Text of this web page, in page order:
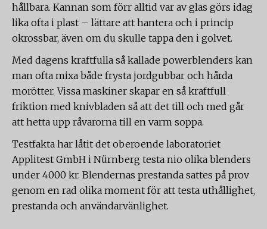
hållbara. Kannan som förr alltid var av glas görs idag
lika ofta i plast – lättare att hantera och i princip
okrossbar, även om du skulle tappa den i golvet.
Med dagens kraftfulla så kallade powerblenders kan
man ofta mixa både frysta jordgubbar och hårda
morötter. Vissa maskiner skapar en så kraftfull
friktion med knivbladen så att det till och med går
att hetta upp råvarorna till en varm soppa.
Testfakta har låtit det oberoende laboratoriet
Applitest GmbH i Nürnberg testa nio olika blenders
under 4000 kr. Blendernas prestanda sattes på prov
genom en rad olika moment för att testa uthållighet,
prestanda och användarvänlighet.